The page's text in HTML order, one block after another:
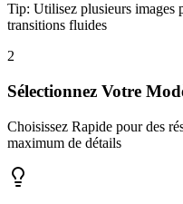
Tip: Utilisez plusieurs images
transitions fluides
2
Sélectionnez Votre
Choisissez Rapide pour des
maximum de détails